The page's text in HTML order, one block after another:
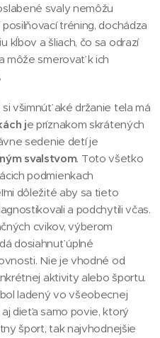
svaly nemôžu
tréning, dochádza
kĺbov a šliach, čo sa odrazí
môže smerovať k ich
všimnúť aké držanie tela má
je príznakom skrátených
sedenie detí je
svalstvom. Toto všetko
podmienkach
dôležité aby sa tieto
a podchytili včas.
cvikov, výberom
dosiahnuť úplné
Nie je vhodné od
aktivity alebo športu.
ladený vo všeobecnej
dieťa samo povie, ktorý
šport, tak najvhodnejšie